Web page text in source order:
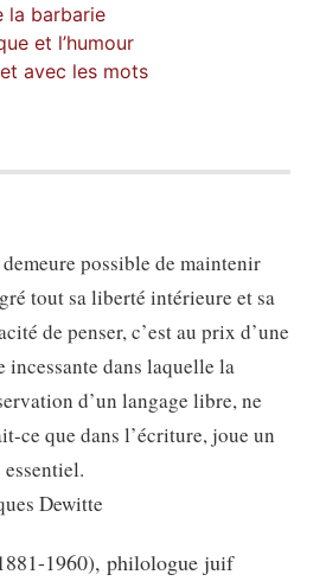
la barbarie
et l’humour
avec les mots
possible de maintenir
tout sa liberté intérieure et sa
de penser, c’est au prix d’une
incessante dans laquelle la
d’un langage libre, ne
ce que dans l’écriture, joue un
Dewitte
1960), philologue juif